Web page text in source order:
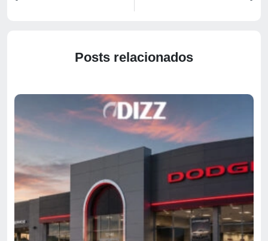
Posts relacionados